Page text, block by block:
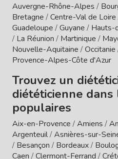
Auvergne-Rhône-Alpes /
Bretagne /Centre-Val de Loire
Guadeloupe /Guyane / Hauts-
/ La Réunion / Martinique /
Nouvelle-Aquitaine /Occitanie
Provence-Alpes-Côte d'Azur
Trouvez un
diététicienne
populaires
Aix-en-Provence /Amiens /
Argenteuil/Asnières-sur-
/ Besançon / Bordeaux/
Caen /Clermont-Ferrand /